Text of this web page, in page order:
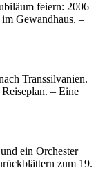
feiern: 2006
Gewandhaus. –
Transsilvanien.
– Eine
ein Orchester
zum 19.